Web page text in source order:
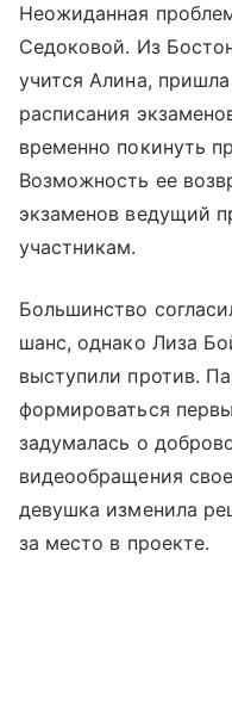
Неожиданная
Седоковой. Из
учится Алина,
расписания
временно покинуть
Возможность ее
экзаменов ведущий
участникам.
Большинство
шанс, однако Лиза
выступили против.
формироваться
задумалась о
видеообращения
девушка изменила
за место в проекте.